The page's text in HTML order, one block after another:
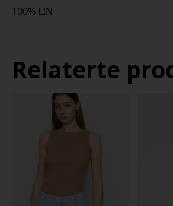
100% LIN
Relaterte